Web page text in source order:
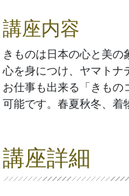
講座内容
きものは日本の心と美
心を身につけ、ヤマトナ
お仕事も出来る「きもの
可能です。春夏秋冬、着
講座詳細